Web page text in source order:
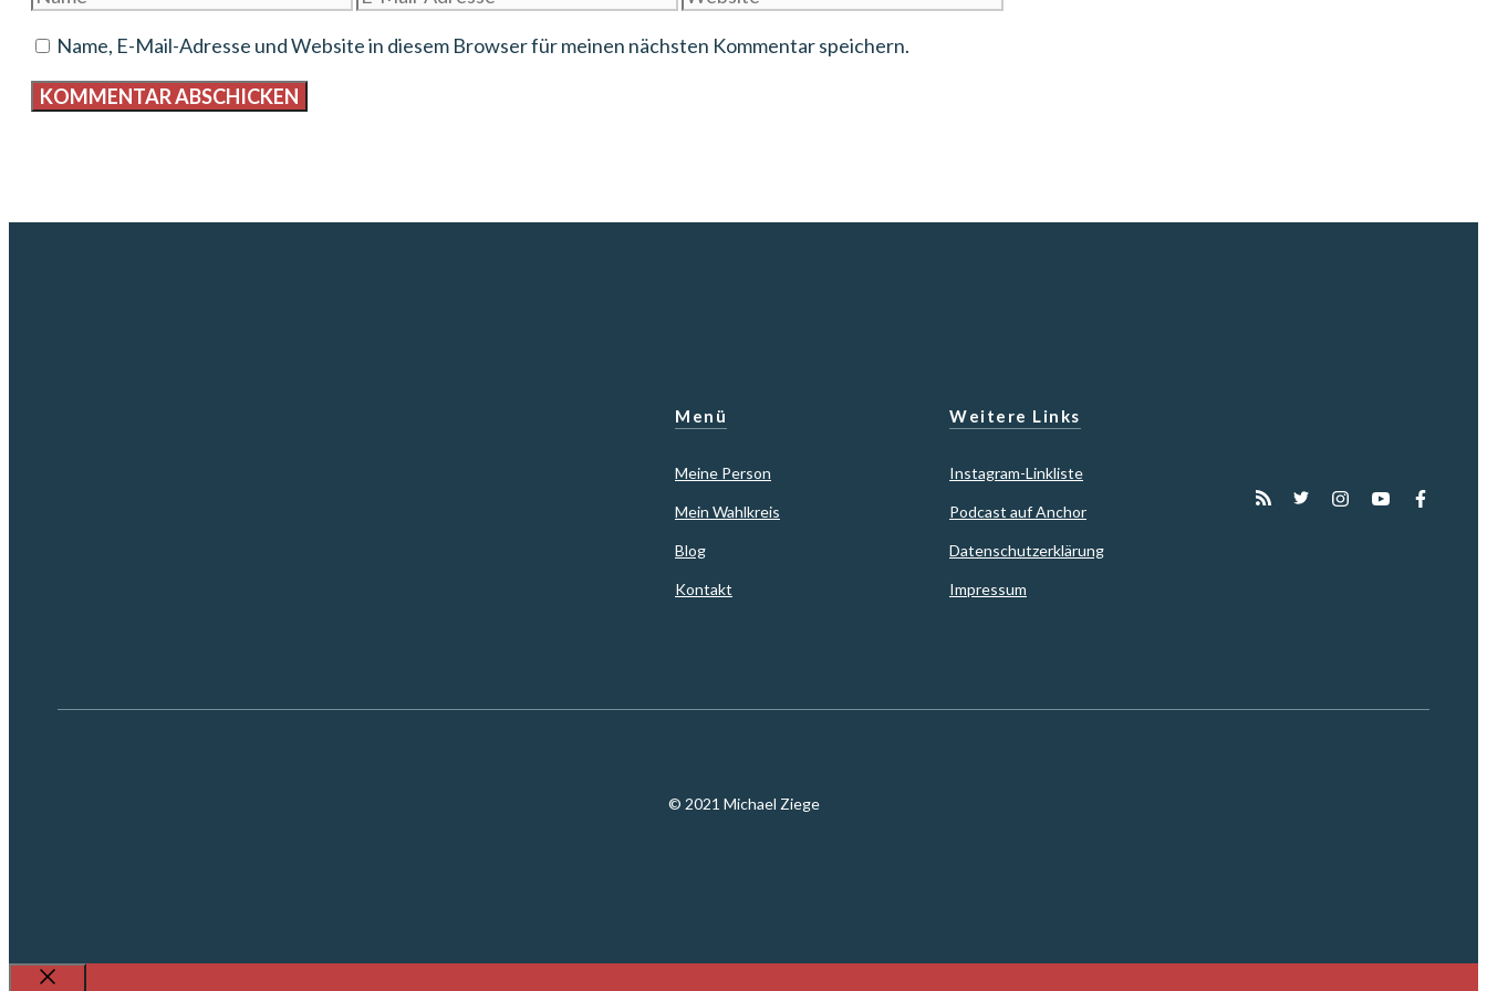
Adresse
Name, E-Mail-Adresse und Website in diesem Browser für meinen nächsten Kommentar speichern.
Menü
Meine Person
Mein Wahlkreis
Blog
Kontakt
Weitere Links
Instagram-Linkliste
Podcast auf Anchor
Datenschutzerklärung
Impressum
© 2021 Michael Ziege